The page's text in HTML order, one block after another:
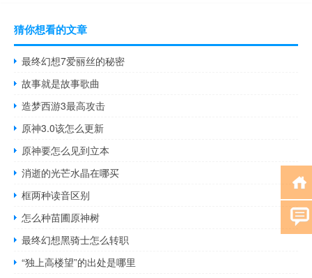
猜你想看的文章
最终幻想7爱丽丝的秘密
故事就是故事歌曲
造梦西游3最高攻击
原神3.0该怎么更新
原神要怎么见到立本
消逝的光芒水晶在哪买
框两种读音区别
怎么种苗圃原神树
最终幻想黑骑士怎么转职
“独上高楼望”的出处是哪里